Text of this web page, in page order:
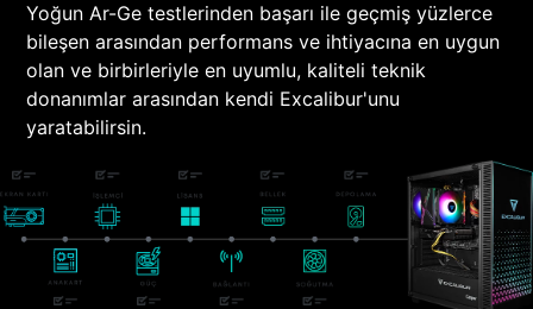
Yoğun Ar-Ge testlerinden başarı ile geçmiş yüzlerce
bileşen arasından performans ve ihtiyacına en uygun
olan ve birbirleriyle en uyumlu, kaliteli teknik
donanımlar arasından kendi Excalibur'unu
yaratabilirsin.